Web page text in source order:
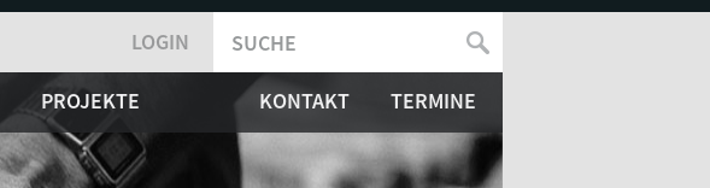
LOGIN
SUCHFORMULAR
SUCHE
PROJEKTE KONTAKT TERMINE